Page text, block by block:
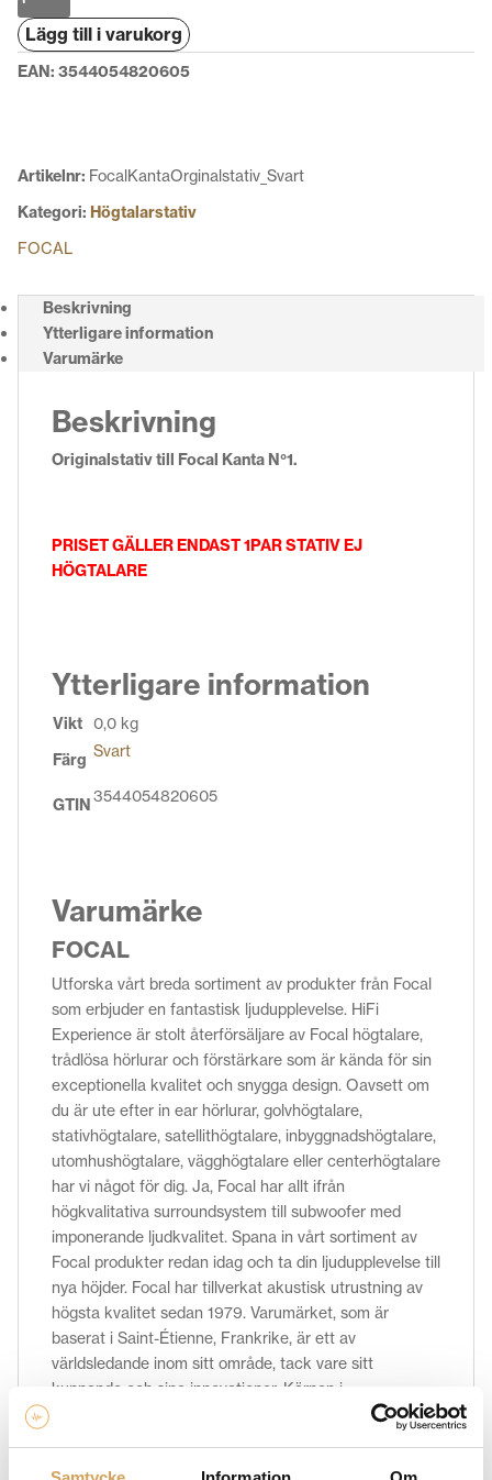
Kanta
Originalstativ
mängd
Lägg till i varukorg
EAN: 3544054820605
Artikelnr: FocalKantaOrginalstativ_Svart
Kategori: Högtalarstativ
FOCAL
Beskrivning
Ytterligare information
Varumärke
Beskrivning
Originalstativ till Focal Kanta N°1.
PRISET GÄLLER ENDAST 1PAR STATIV EJ
HÖGTALARE
Ytterligare information
Vikt 0,0 kg
Färg Svart
GTIN3544054820605
Varumärke
FOCAL
Utforska vårt breda sortiment av produkter från Focal
som erbjuder en fantastisk ljudupplevelse. HiFi
Experience är stolt återförsäljare av Focal högtalare,
trådlösa hörlurar och förstärkare som är kända för sin
exceptionella kvalitet och snygga design. Oavsett om
du är ute efter in ear hörlurar, golvhögtalare,
stativhögtalare, satellithögtalare, inbyggnadshögtalare,
utomhushögtalare, vägghögtalare eller centerhögtalare
har vi något för dig. Ja, Focal har allt ifrån
högkvalitativa surroundsystem till subwoofer med
imponerande ljudkvalitet. Spana in vårt sortiment av
Focal produkter redan idag och ta din ljudupplevelse till
nya höjder. Focal har tillverkat akustisk utrustning av
högsta kvalitet sedan 1979. Varumärket, som är
baserat i Saint-Étienne, Frankrike, är ett av
världsledande inom sitt område, tack vare sitt
kunnande och sina innovationer. Kärnan i
verksamheten: Hi-fi-högtalare. Grunden för vårt